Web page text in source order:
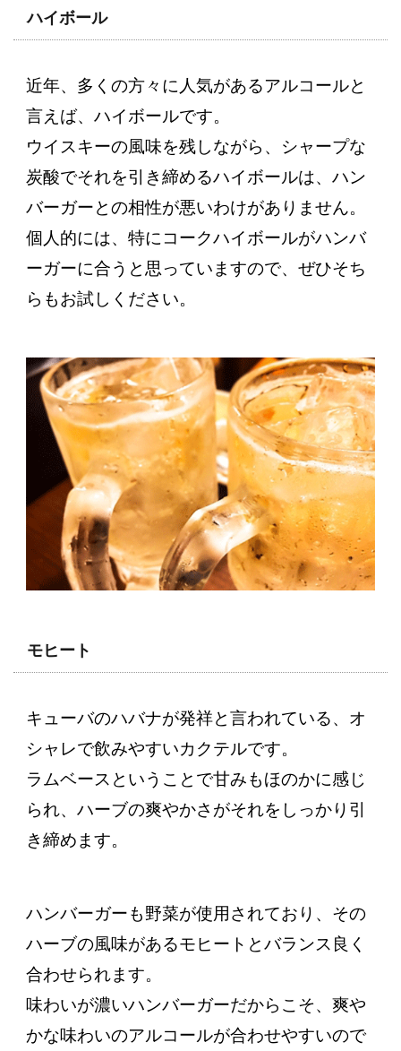
ハイボール
近年、多くの方々に人気があるアルコールと
言えば、ハイボールです。
ウイスキーの風味を残しながら、シャープな
炭酸でそれを引き締めるハイボールは、ハン
バーガーとの相性が悪いわけがありません。
個人的には、特にコークハイボールがハンバ
ーガーに合うと思っていますので、ぜひそち
らもお試しください。
モヒート
キューバのハバナが発祥と言われている、オ
シャレで飲みやすいカクテルです。
ラムベースということで甘みもほのかに感じ
られ、ハーブの爽やかさがそれをしっかり引
き締めます。
ハンバーガーも野菜が使用されており、その
ハーブの風味があるモヒートとバランス良く
合わせられます。
味わいが濃いハンバーガーだからこそ、爽や
かな味わいのアルコールが合わせやすいので